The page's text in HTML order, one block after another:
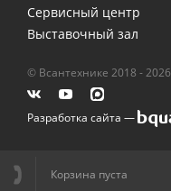
Корзина пуста
Сервисный центр
Выставочный зал
© Всантехнике 2018 - 2026
Разработка сайта —